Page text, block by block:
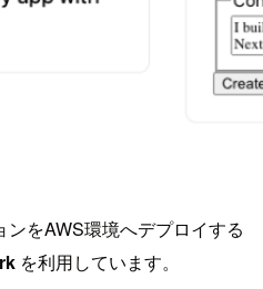
をAWS環境へデプロイする
を利用しています。